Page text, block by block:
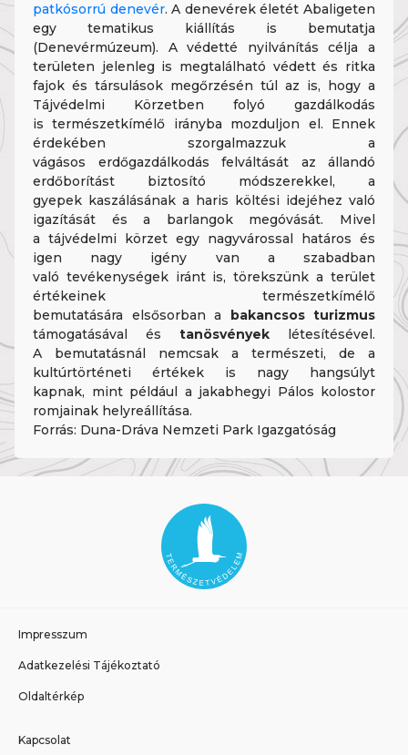
patkósorrú denevér. A denevérek életét Abaligeten
egy tematikus kiállítás is bemutatja
(Denevérmúzeum). A védetté nyilvánítás célja a
területen jelenleg is megtalálható védett és ritka
fajok és társulások megőrzésén túl az is, hogy a
Tájvédelmi Körzetben folyó gazdálkodás
is természetkímélő irányba mozduljon el. Ennek
érdekében szorgalmazzuk a
vágásos erdőgazdálkodás felváltását az állandó
erdőborítást biztosító módszerekkel, a
gyepek kaszálásának a haris költési idejéhez való
igazítását és a barlangok megóvását. Mivel
a tájvédelmi körzet egy nagyvárossal határos és
igen nagy igény van a szabadban
való tevékenységek iránt is, törekszünk a terület
értékeinek természetkímélő
bemutatására elsősorban a bakancsos turizmus
támogatásával és tanösvények létesítésével.
A bemutatásnál nemcsak a természeti, de a
kultúrtörténeti értékek is nagy hangsúlyt
kapnak, mint például a jakabhegyi Pálos kolostor
romjainak helyreállítása.
Forrás: Duna-Dráva Nemzeti Park Igazgatóság
Impresszum
Adatkezelési Tájékoztató
Oldaltérkép
Kapcsolat